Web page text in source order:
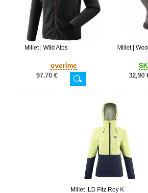
Millet | Wild Alps
overíme
97,70 €
Millet |
32,90
Millet |LD Fitz Roy K